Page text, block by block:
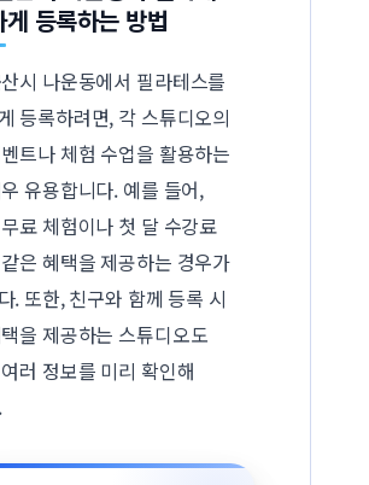
등록하는 방법
시 나운동에서 필라테스를
등록하려면, 각 스튜디오의
트나 체험 수업을 활용하는
유용합니다. 예를 들어,
료 체험이나 첫 달 수강료
은 혜택을 제공하는 경우가
. 또한, 친구와 함께 등록 시
을 제공하는 스튜디오도
러 정보를 미리 확인해